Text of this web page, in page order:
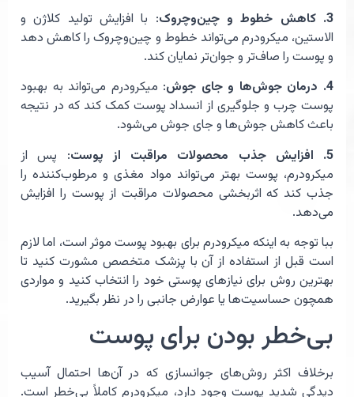
3. کاهش خطوط و چین‌وچروک
: با افزایش تولید کلاژن و
الاستین، میکرودرم می‌تواند خطوط و چین‌وچروک را کاهش دهد
و پوست را صاف‌تر و جوان‌تر نمایان کند.
4. درمان جوش‌ها و جای جوش
: میکرودرم می‌تواند به بهبود
پوست چرب و جلوگیری از انسداد پوست کمک کند که در نتیجه
باعث کاهش جوش‌ها و جای جوش می‌شود.
5. افزایش جذب محصولات مراقبت از پوست
: پس از
میکرودرم، پوست بهتر می‌تواند مواد مغذی و مرطوب‌کننده را
جذب کند که اثربخشی محصولات مراقبت از پوست را افزایش
می‌دهد.
ببا توجه به اینکه میکرودرم برای بهبود پوست موثر است، اما لازم
است قبل از استفاده از آن با پزشک متخصص مشورت کنید تا
بهترین روش برای نیازهای پوستی خود را انتخاب کنید و مواردی
همچون حساسیت‌ها یا عوارض جانبی را در نظر بگیرید.
بی‌خطر بودن برای پوست
برخلاف اکثر روش‌های جوانسازی که در آن‌ها احتمال آسیب
دیدگی شدید پوست وجود دارد، میکرودرم کاملاً بی‌خطر است.